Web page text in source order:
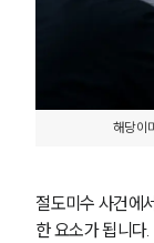
해당 이
절도미수 사건에
한 요소가 됩니다.